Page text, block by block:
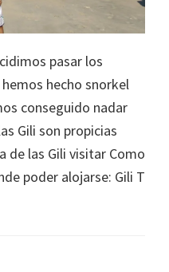
pasar los
hecho snorkel
conseguido nadar
Gili son propicias
de las Gili visitar Como
poder alojarse: Gili T